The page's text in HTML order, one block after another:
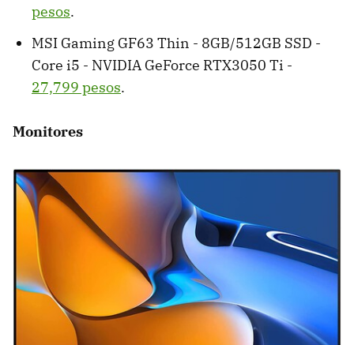
pesos.
MSI Gaming GF63 Thin - 8GB/512GB SSD -
Core i5 - NVIDIA GeForce RTX3050 Ti -
27,799 pesos.
Monitores